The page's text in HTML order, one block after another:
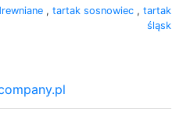
, tartak sosnowiec , tartak
śląsk